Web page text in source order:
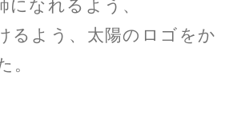
になれるよう、
るよう、太陽のロゴをか
。